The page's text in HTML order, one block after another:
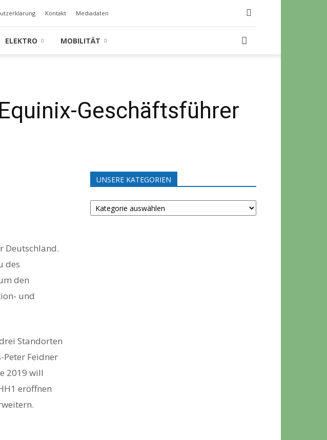
Kontakt Mediadaten
ELEKTRO MOBILITÄT
Geschäftsführer
Deutschland.
des
den
und
Standorten
Peter Feidner
2019 will
eröffnen
UNSERE KATEGORIEN
UNSERE
KATEGORIEN